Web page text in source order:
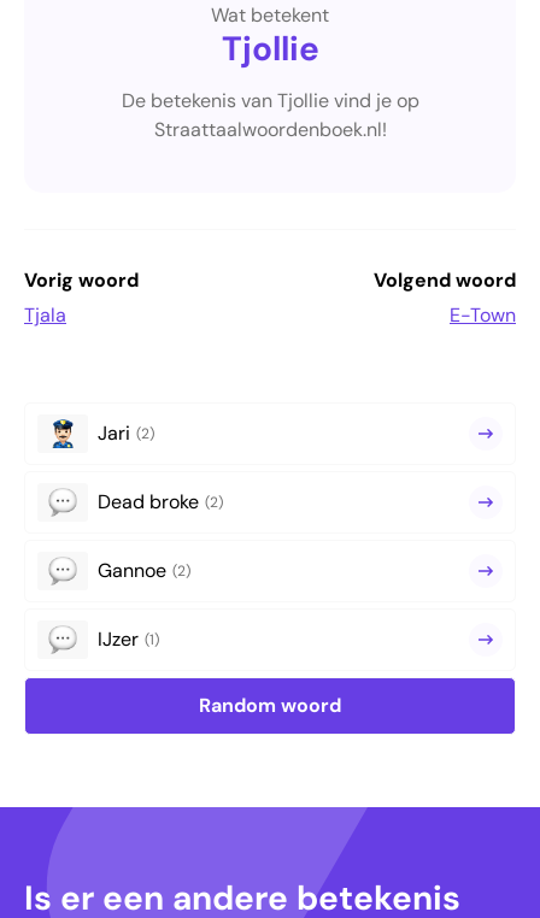
Wat betekent
Tjollie
De betekenis van Tjollie vind je op
Straattaalwoordenboek.nl!
Vorig woord
Tjala
Volgend woord
E-Town
Jari (2)
Dead broke (2)
Gannoe (2)
IJzer (1)
Random woord
Is er een andere betekenis